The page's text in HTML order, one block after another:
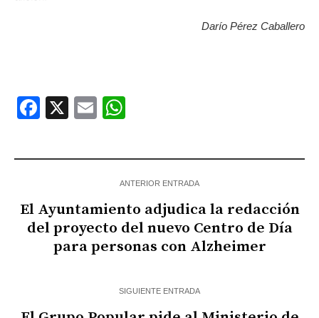
Darío Pérez Caballero
Facebook
X Email
ANTERIOR ENTRADA
El Ayuntamiento adjudica la redacción
del proyecto del nuevo Centro de Día
para personas con Alzheimer
SIGUIENTE ENTRADA